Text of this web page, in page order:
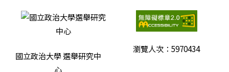
國立政治大學 選舉研究中
心
瀏覽人次：5970434